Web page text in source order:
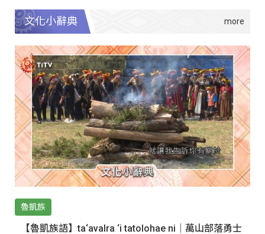
文化小辭典
魯凱族
【魯凱族語】ta‘avalra ‘i tatolohae ni｜萬山部落勇士